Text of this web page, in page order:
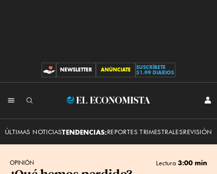
CONTRIBUCIONES
NEWSLETTER ANÚNCIATE
SUSCRÍBETE
$1.99 DIARIOS
El
ÚLTIMAS NOTICIASTENDENCIAS:REPORTES TRIMESTRALESREVISIÓN
OPINIÓN Lectura 3:00 min